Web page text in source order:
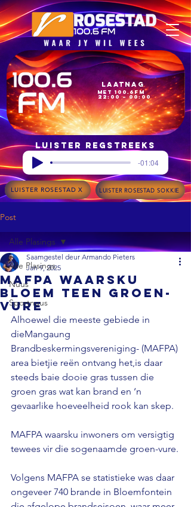
22:00 – 00:00
met 100.6FM
Laatnag
Luister regstreeks
-01:04
LUISTER ROSESTAD X LUISTER ROSESTAD SOKKIE
Post
Alle Plasings
Nuus
Sportnuus
Alle Plasings
MAFPA waarsku
Bloem teen groen-
vure
Saamgestel deur Armando Pieters
Jan 9, 2025
Alhoewel die meeste gebiede in
dieMangaung
Brandbeskermingsvereniging- (MAFPA)
area bietjie reën ontvang het,is daar
steeds baie dooie gras tussen die
groen gras wat kan brand en ‘n
gevaarlike hoeveelheid rook kan skep.
MAFPA waarsku inwoners om versigtig
tewees vir die sogenaamde groen-vure.
Volgens MAFPA se statistieke was daar
ongeveer 740 brande in Bloemfontein